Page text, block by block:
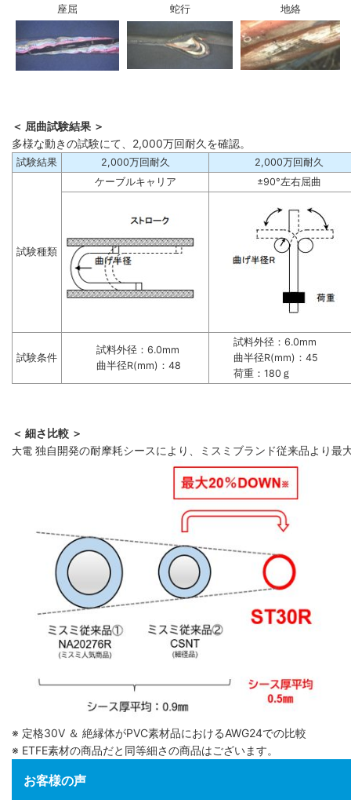
座屈 蛇行 地絡
＜ 屈曲試験結果 ＞
多様な動きの試験にて、2,000万回耐久を確認。
試験結果 2,000万回耐久 2,000万回耐久
試験種類
ケーブルキャリア ±90°左右屈曲
試験条件
試料外径：6.0mm
曲半径R(mm)：48
試料外径：6.0mm
曲半径R(mm)：45
荷重：180ｇ
＜ 細さ比較 ＞
大電 独自開発の耐摩耗シースにより、ミスミブランド従来品より最
※ 定格30V ＆ 絶縁体がPVC素材品におけるAWG24での比較
※ ETFE素材の商品だと同等細さの商品はございます。
お客様の声